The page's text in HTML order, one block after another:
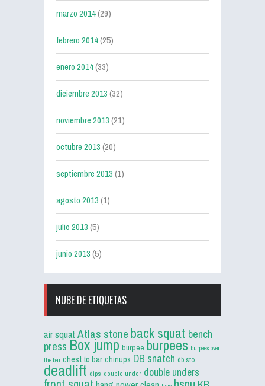
marzo 2014(29)
febrero 2014(25)
enero 2014(33)
diciembre 2013(32)
noviembre 2013(21)
octubre 2013(20)
septiembre 2013(1)
agosto 2013(1)
julio 2013(5)
junio 2013(5)
NUBE DE ETIQUETAS
air squat Atlas stone back squat bench
press Box jump burpee burpees burpees over
the bar chest to bar chinups DB snatch db sto
deadlift dips double under double unders